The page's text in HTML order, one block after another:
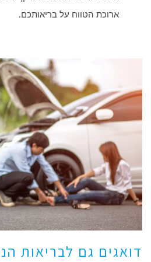
ארוכת הטווח על בריאותכם.
דואגים גם לבריאות